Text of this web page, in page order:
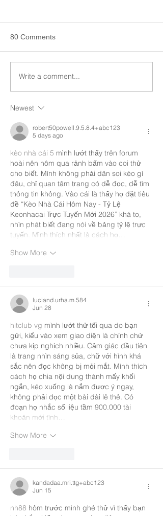
80 Comments
Write a comment...
Newest
robert50powell.9.5.8.4+abc123
5 days ago
kèo nhà cái 5 mình lướt thấy trên forum
hoài nên hôm qua rảnh bấm vào coi thử
cho biết. Mình không phải dân soi kèo gì
đâu, chỉ quan tâm trang có dễ đọc, dễ tìm
thông tin không. Vào cái là thấy họ đặt tiêu
đề “Kèo Nhà Cái Hôm Nay - Tỷ Lệ
Keonhacai Trực Tuyến Mới 2026” khá to,
nhìn phát biết đang nói về bảng tỷ lệ trực
tuyến. Mình thích nhất là cách họ…
Show More
luciand.urha.m.584
Jun 28
hitclub vg mình lướt thử tối qua do bạn
gửi, kiểu vào xem giao diện là chính chứ
chưa kịp nghịch nhiều. Cảm giác đầu tiên
là trang nhìn sáng sủa, chữ với hình khá
sắc nên đọc không bị mỏi mắt. Mình thích
cách họ chia nội dung thành mấy khối
ngắn, kéo xuống là nắm được ý ngay,
không phải đọc một bài dài lê thê. Có
đoạn họ nhắc số liệu tầm 900.000 tài
khoản mới tính…
Show More
kandadaa.mri.ttg+abc123
Jun 15
nh88 hôm trước mình ghé thử vì thấy bạn